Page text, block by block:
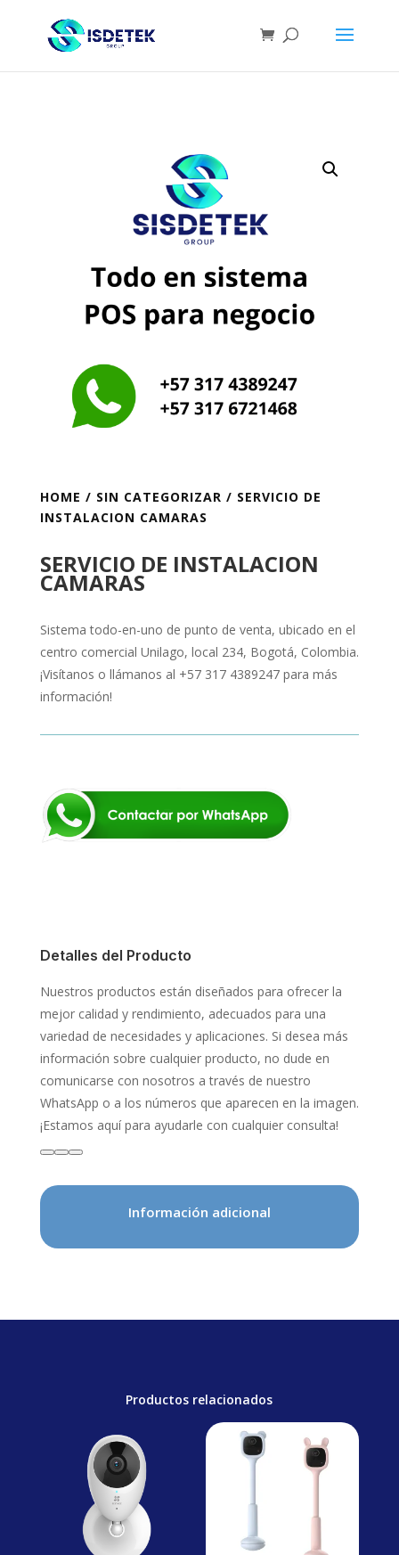
HOME / SIN CATEGORIZAR / SERVICIO DE
INSTALACION CAMARAS
SERVICIO DE INSTALACION
CAMARAS
Sistema todo-en-uno de punto de venta, ubicado en el
centro comercial Unilago, local 234, Bogotá, Colombia.
¡Visítanos o llámanos al +57 317 4389247 para más
información!
Detalles del Producto
Nuestros productos están diseñados para ofrecer la
mejor calidad y rendimiento, adecuados para una
variedad de necesidades y aplicaciones. Si desea más
información sobre cualquier producto, no dude en
comunicarse con nosotros a través de nuestro
WhatsApp o a los números que aparecen en la imagen.
¡Estamos aquí para ayudarle con cualquier consulta!
Información adicional
Productos relacionados